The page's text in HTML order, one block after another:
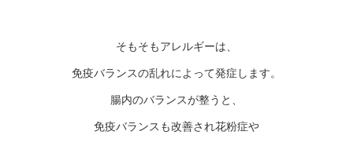
そもそもアレルギーは、
免疫バランスの乱れによって発症します。
腸内のバランスが整うと、
免疫バランスも改善され花粉症や